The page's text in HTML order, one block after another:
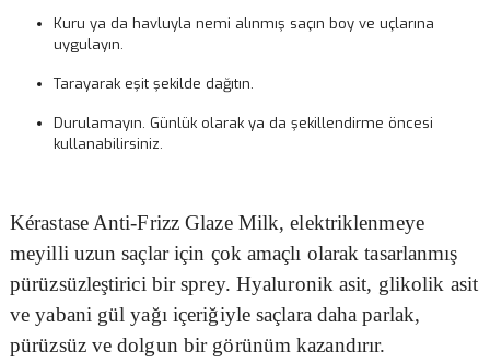
Kuru ya da havluyla nemi alınmış saçın boy ve uçlarına
uygulayın.
Tarayarak eşit şekilde dağıtın.
Durulamayın. Günlük olarak ya da şekillendirme öncesi
kullanabilirsiniz.
Kérastase Anti-Frizz Glaze Milk, elektriklenmeye
meyilli uzun saçlar için çok amaçlı olarak tasarlanmış
pürüzsüzleştirici bir sprey. Hyaluronik asit, glikolik asit
ve yabani gül yağı içeriğiyle saçlara daha parlak,
pürüzsüz ve dolgun bir görünüm kazandırır.